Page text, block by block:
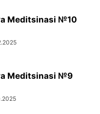
Meditsinasi №10
Meditsinasi №9